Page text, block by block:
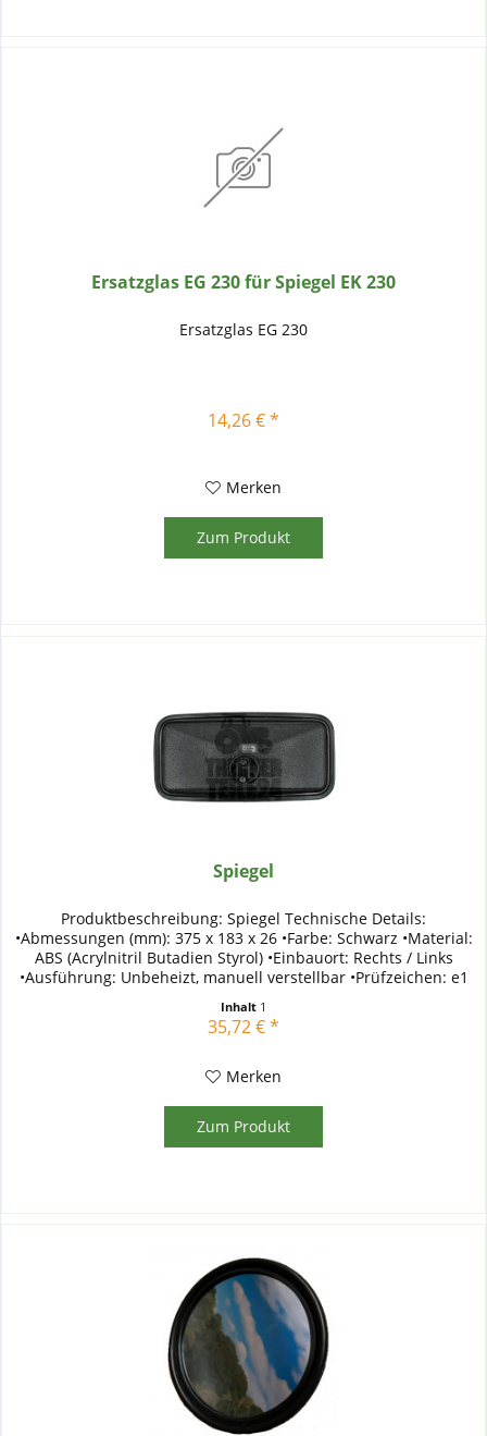
Ersatzglas EG 230 für Spiegel EK 230
Ersatzglas EG 230
14,26 € *
Merken
Zum Produkt
Spiegel
Produktbeschreibung: Spiegel Technische Details:
•Abmessungen (mm): 375 x 183 x 26 •Farbe: Schwarz •Material:
ABS (Acrylnitril Butadien Styrol) •Einbauort: Rechts / Links
•Ausführung: Unbeheizt, manuell verstellbar •Prüfzeichen: e1
Inhalt 1
35,72 € *
Merken
Zum Produkt